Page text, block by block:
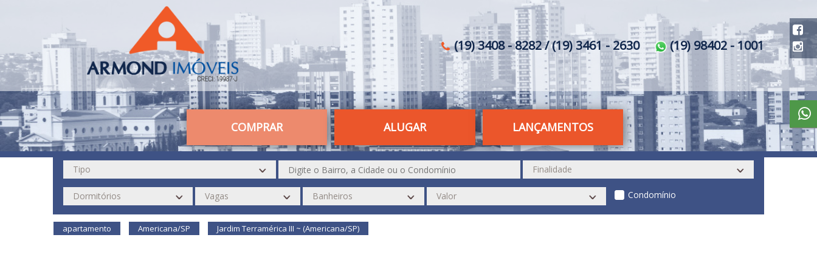
(19) 3408 - 8282 / (19) 3461 - 2630 (19) 98402 - 1001
COMPRAR ALUGAR LANÇAMENTOS
Condomínio
apartamento Americana/SP Jardim Terramérica III ~ (Americana/SP)